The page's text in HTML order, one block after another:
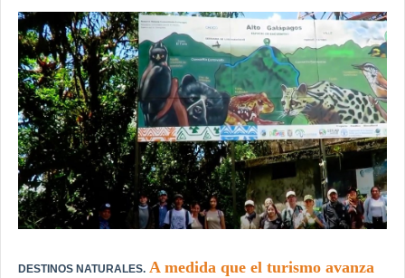
DESTINOS NATURALES. A medida que el turismo avanza